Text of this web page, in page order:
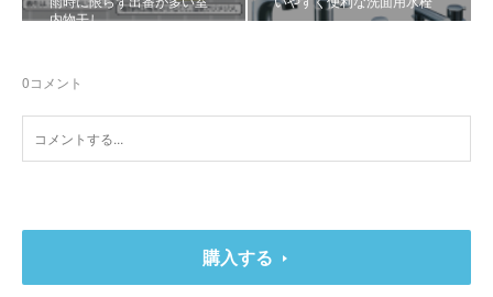
内物干し
0コメント
購入する